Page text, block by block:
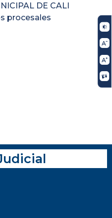
DE CALI
procesales